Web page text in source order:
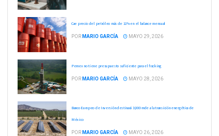
Cae precio del petróleo más de 11% en el balance mensual
POR MARIO GARCÍA MAYO 29, 2026
Pemex no tiene presupuesto suficiente para el fracking
POR MARIO GARCÍA MAYO 28, 2026
Banco Europeo de Inversión destinará 3,000 mde a la transición energética de
México
POR MARIO GARCÍA MAYO 26, 2026